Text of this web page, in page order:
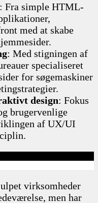
: Fra simple HTML-
med at skabe
: Med stigningen af
specialiseret
for søgemaskiner
design: Fokus
brugervenlige
af UX/UI
virksomheder
men har